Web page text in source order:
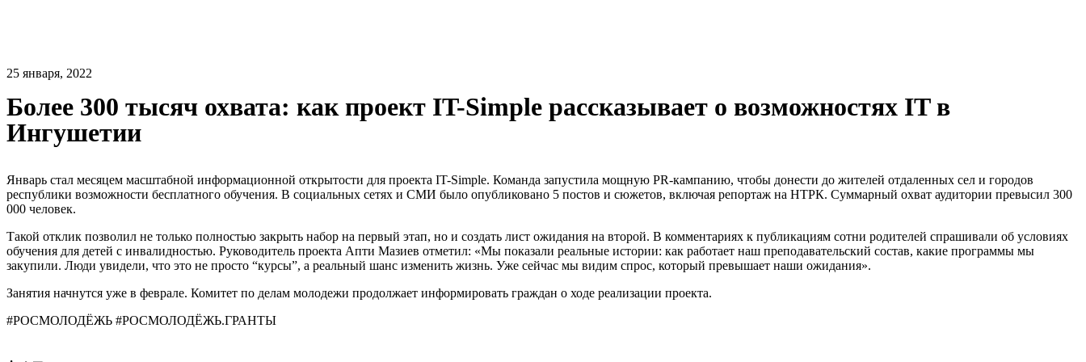
25 января, 2022
Более 300 тысяч охвата: как проект IT-Simple рассказывает о возможностях IT в
Ингушетии
Январь стал месяцем масштабной информационной открытости для проекта IT-Simple. Команда запустила мощную PR-кампанию, чтобы донести до жителей отдаленных сел и городов
республики возможности бесплатного обучения. В социальных сетях и СМИ было опубликовано 5 постов и сюжетов, включая репортаж на НТРК. Суммарный охват аудитории превысил 300
000 человек.
Такой отклик позволил не только полностью закрыть набор на первый этап, но и создать лист ожидания на второй. В комментариях к публикациям сотни родителей спрашивали об условиях
обучения для детей с инвалидностью. Руководитель проекта Апти Мазиев отметил: «Мы показали реальные истории: как работает наш преподавательский состав, какие программы мы
закупили. Люди увидели, что это не просто “курсы”, а реальный шанс изменить жизнь. Уже сейчас мы видим спрос, который превышает наши ожидания».
Занятия начнутся уже в феврале. Комитет по делам молодежи продолжает информировать граждан о ходе реализации проекта.
#РОСМОЛОДЁЖЬ #РОСМОЛОДЁЖЬ.ГРАНТЫ